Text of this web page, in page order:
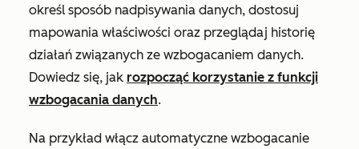
określ sposób nadpisywania danych, dostosuj
mapowania właściwości oraz przeglądaj historię
działań związanych ze wzbogacaniem danych.
Dowiedz się, jak rozpocząć korzystanie z funkcji
wzbogacania danych.
Na przykład włącz automatyczne wzbogacanie